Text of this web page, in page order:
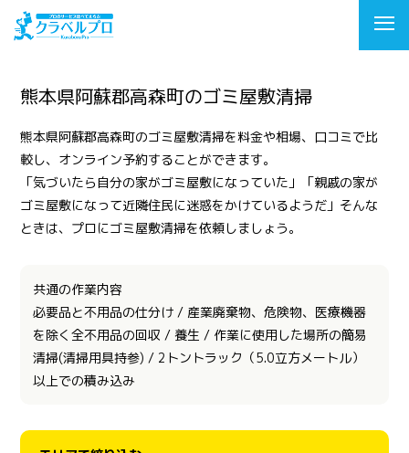
熊本県阿蘇郡高森町のゴミ屋敷清掃
熊本県阿蘇郡高森町のゴミ屋敷清掃を料金や相場、口コミで比
較し、オンライン予約することができます。
「気づいたら自分の家がゴミ屋敷になっていた」「親戚の家が
ゴミ屋敷になって近隣住民に迷惑をかけているようだ」そんな
ときは、プロにゴミ屋敷清掃を依頼しましょう。
共通の作業内容
必要品と不用品の仕分け / 産業廃棄物、危険物、医療機器
を除く全不用品の回収 / 養生 / 作業に使用した場所の簡易
清掃(清掃用具持参) / 2トントラック（5.0立方メートル）
以上での積み込み